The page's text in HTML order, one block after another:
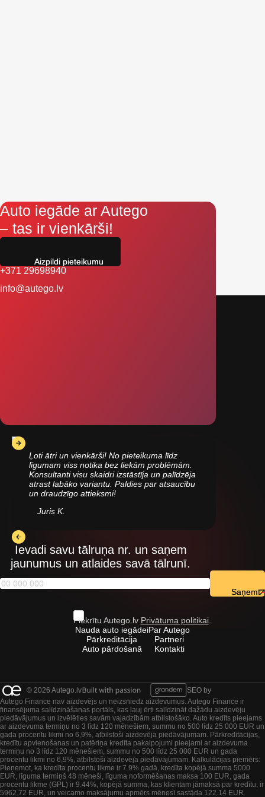
Auto iegāde ar Autego
– tas ir vienkārši!
+371 29698940
info@autego.lv
Ļoti ātri un vienkārši! No pieteikuma līdz
līgumam viss notika bez liekām problēmām.
Konsultanti visu skaidri izstāstīja un palīdzēja
atrast labāko variantu. Paldies par atsaucību
un draudzīgo attieksmi!
Juris K.
Ievadi savu tālruņa nr. un saņem
jaunumus un atlaides savā tālrunī.
Piekrītu Autego.lv Privātuma politikai.
Nauda auto iegādei
Pārkreditācija
Auto pārdošanā
Par Autego
Partneri
Kontakti
© 2026 Autego.lv
SEO by
Autego Finance nav aizdevējs un neizsniedz aizdevumus. Autego Finance ir
finansējuma salīdzināšanas portāls, kas ļauj ērti salīdzināt dažādu aizdevēju
piedāvājumus un izvēlēties savām vajadzībām atbilstošāko. Auto kredīts pieejams
ar aizdevuma termiņu no 3 līdz 120 mēnešiem, summu no 500 līdz 25 000 EUR un
gada procentu likmi no 6,9%, atbilstoši aizdevēja piedāvājumam. Pārkreditācijas,
kredītu apvienošanas un patēriņa kredīta pakalpojumi pieejami ar aizdevuma
termiņu no 3 līdz 120 mēnešiem, summu no 500 līdz 25 000 EUR un gada
procentu likmi no 6,9%, atbilstoši aizdevēja piedāvājumam. Kalkulācijas piemērs:
Pieņemot, ka kredīta procentu likme ir 7.9% gadā, kredīta kopējā summa 5000
EUR, līguma termiņš 48 mēneši, līguma noformēšanas maksa 100 EUR, gada
procentu likme (GPL) ir 9.44%, kopējā summa, kas klientam jāmaksā par kredītu, ir
5962.72 EUR, un veicamo maksājumu apmērs mēnesī sastāda 122.14 EUR.